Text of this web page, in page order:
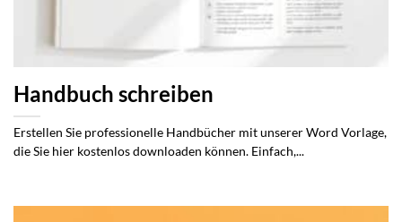
Handbuch schreiben
Erstellen Sie professionelle Handbücher mit unserer Word Vorlage,
die Sie hier kostenlos downloaden können. Einfach,...